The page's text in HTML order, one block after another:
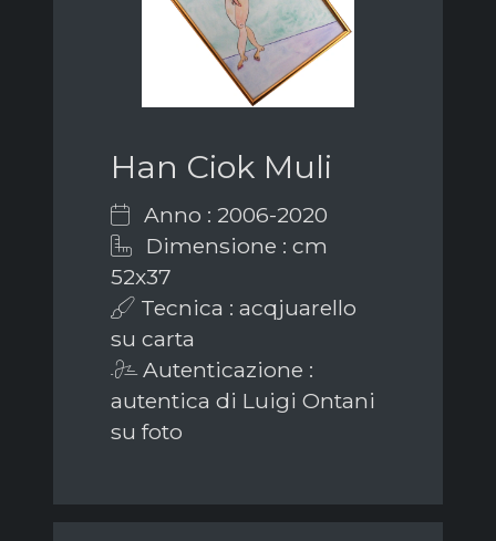
Han Ciok Muli
Anno : 2006-2020
Dimensione : cm
52x37
Tecnica : acqjuarello
su carta
Autenticazione :
autentica di Luigi Ontani
su foto